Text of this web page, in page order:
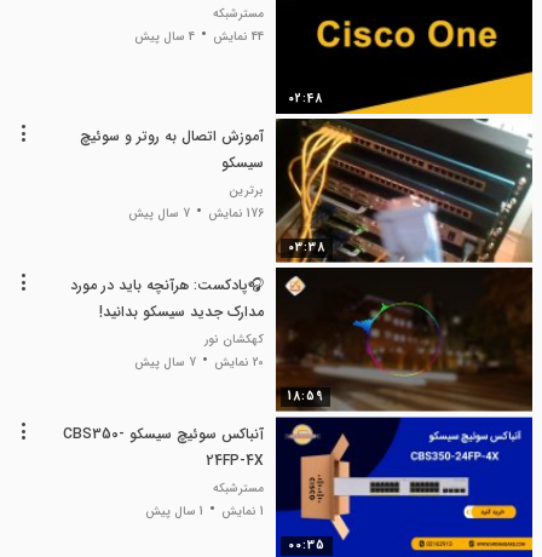
02:48
مسترشبکه
44 نمایش
4 سال پیش
03:38
آموزش اتصال به روتر و سوئیچ
سیسکو
برترین
176 نمایش
7 سال پیش
18:59
🎧پادکست: هرآنچه باید در مورد
مدارک جدید سیسکو بدانید!
کهکشان نور
20 نمایش
7 سال پیش
00:35
آنباکس سوئیچ سیسکو CBS350-
24FP-4X
مسترشبکه
1 نمایش
1 سال پیش